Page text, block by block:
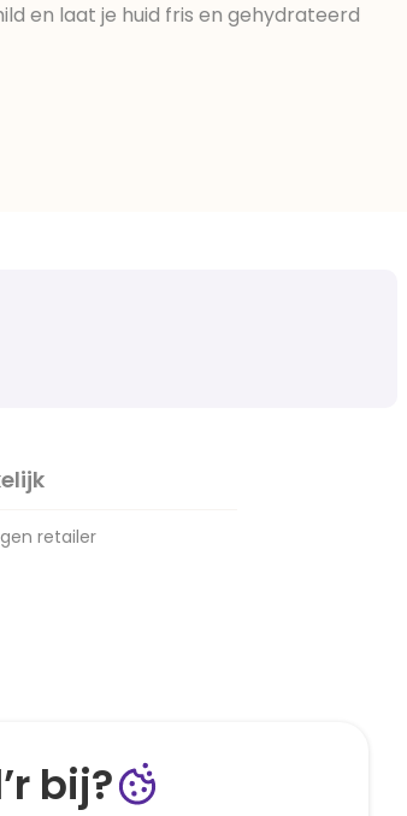
en laat je huid fris en gehydrateerd
retailer
bij?